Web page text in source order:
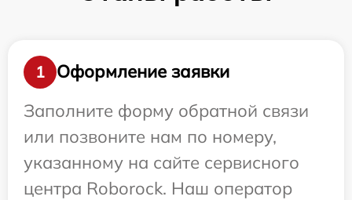
1
Оформление заявки
Заполните форму обратной связи
или позвоните нам по номеру,
указанному на сайте сервисного
центра Roborock. Наш оператор